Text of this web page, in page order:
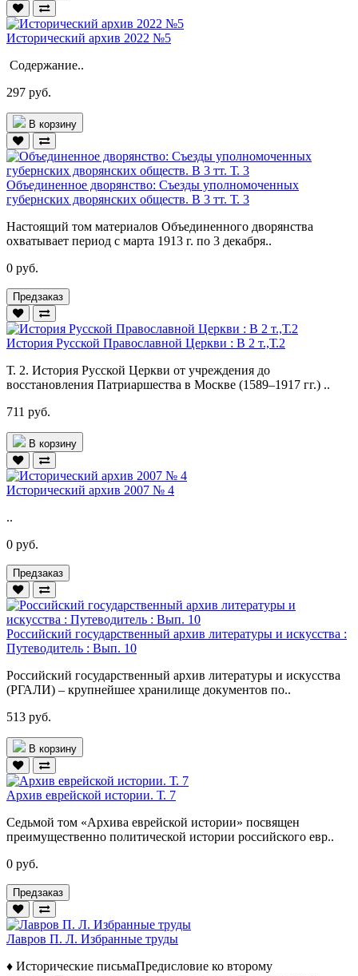
Исторический архив 2022 №5
Содержание..
297 руб.
В корзину
Объединенное дворянство: Съезды уполномоченных
губернских дворянских обществ. В 3 тт. Т. 3
Настоящий том материалов Объединенного дворянства
охватывает период с марта 1913 г. по 3 декабря..
0 руб.
Предзаказ
История Русской Православной Церкви : В 2 т.,Т.2
Т. 2. История Русской Церкви от учреждения до
восстановления Патриаршества в Москве (1589–1917 гг.) ..
711 руб.
В корзину
Исторический архив 2007 № 4
..
0 руб.
Предзаказ
Российский государственный архив литературы и искусства :
Путеводитель : Вып. 10
Российский государственный архив литературы и искусства
(РГАЛИ) – крупнейшее хранилище документов по..
513 руб.
В корзину
Архив еврейской истории. Т. 7
Седьмой том «Архива еврейской истории» посвящен
преимущественно политической истории российского евр..
0 руб.
Предзаказ
Лавров П. Л. Избранные труды
♦ Исторические письмаПредисловие ко второму